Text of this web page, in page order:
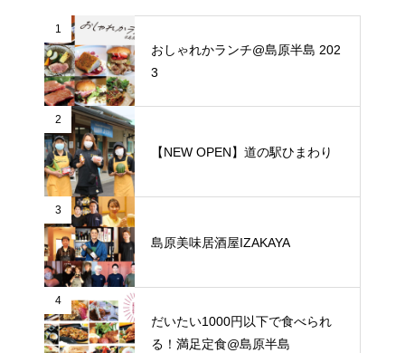
1
おしゃれかランチ@島原半島 202
3
2
【NEW OPEN】道の駅ひまわり
3
島原美味居酒屋IZAKAYA
4
だいたい1000円以下で食べられ
る！満足定食@島原半島